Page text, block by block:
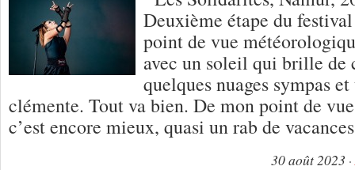
Deuxième étape du
point de vue
avec un soleil qui brille de
quelques nuages sympas
clémente. Tout va bien. De mon point de
c’est encore mieux, quasi un rab de
30 août 2023